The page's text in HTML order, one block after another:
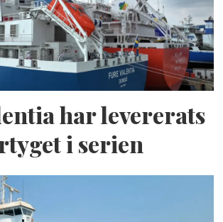
har levererats
i serien